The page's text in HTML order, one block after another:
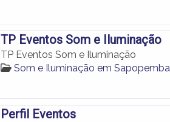
TP Eventos Som e Iluminação
TP Eventos Som e Iluminação
Som e Iluminação em Sapopemba
Perfil Eventos